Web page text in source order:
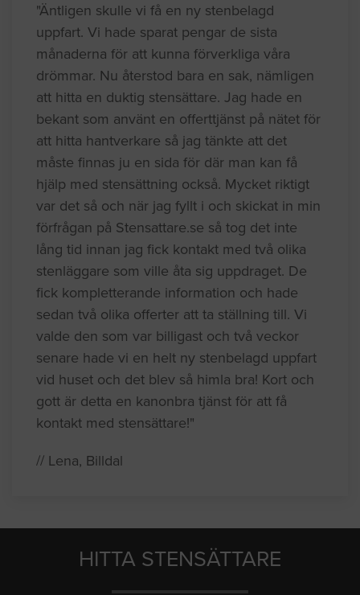
"Äntligen skulle vi få en ny stenbelagd
uppfart. Vi hade sparat pengar de sista
månaderna för att kunna förverkliga våra
drömmar. Nu återstod bara en sak, nämligen
att hitta en duktig stensättare. Jag hade en
bekant som använt en offerttjänst på nätet för
att hitta hantverkare så jag tänkte att det
måste finnas ju en sida för där man kan få
hjälp med stensättning också. Mycket riktigt
var det så och när jag fyllt i och skickat in min
förfrågan på Stensattare.se så tog det inte
lång tid innan jag fick kontakt med två olika
stenläggare som ville åta sig uppdraget. De
fick kompletterande information och hade
sedan två olika offerter att ta ställning till. Vi
valde den som var billigast och två veckor
senare hade vi en helt ny stenbelagd uppfart
vid huset och det blev så himla bra! Kort och
gott är detta en kanonbra tjänst för att få
kontakt med stensättare!"
// Lena, Billdal
HITTA STENSÄTTARE